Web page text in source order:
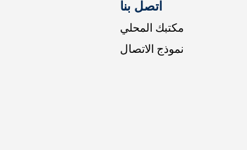
اتصل بنا
مكتبك المحلي
نموذج الاتصال